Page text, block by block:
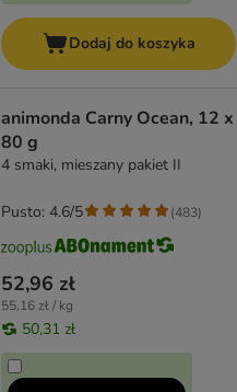
Dodaj do koszyka
animonda Carny Ocean, 12 x
80 g
4 smaki, mieszany pakiet II
52,96 zł
55,16 zł / kg
50,31 zł
Pusto: 4.6/5 (483)